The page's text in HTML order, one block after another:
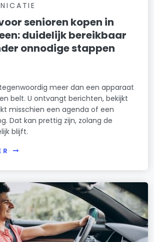
senioren kopen in
duidelijk bereikbaar
onnodige stappen
meer dan een apparaat
belt. U ontvangt berichten, bekijkt
misschien een agenda of een
Dat kan prettig zijn, zolang de
blijft.